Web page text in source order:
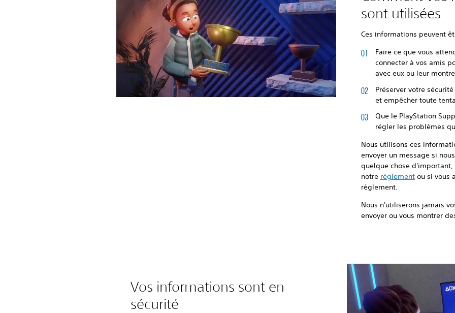
sont utilisées
Ces informations peuvent
Faire ce que vous
connecter à vos amis
avec eux ou leur
Préserver votre
et empêcher toute
Que le PlayStation
régler les problèmes
Nous utilisons ces
envoyer un message si
quelque chose
notre règlementou si vous
règlement.
Nous n'utiliserons jamais
envoyer ou vous montrer
Vos informations sont en
sécurité